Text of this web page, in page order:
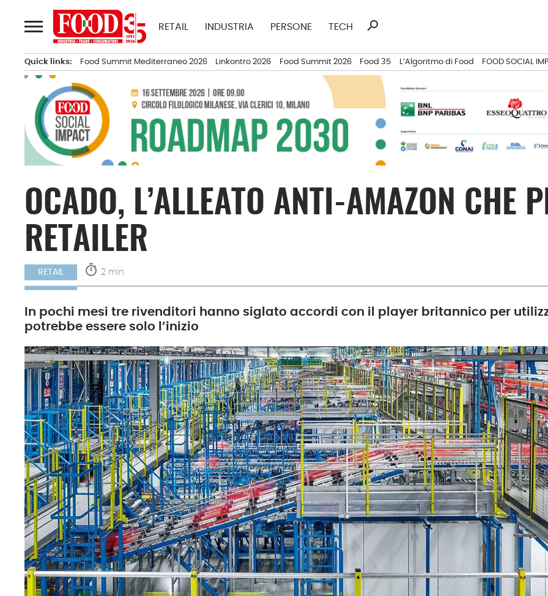
al
contenuto
RETAIL INDUSTRIA PERSONE TECH
Ricerca
search
Quick links: Food Summit Mediterraneo 2026 Linkontro 2026 Food Summit 2026 Food 35 L’Algoritmo di Food FOOD SOCIAL
OCADO, L’ALLEATO ANTI-AMAZON CHE
RETAILER
RETAIL timer 2 min.
In pochi mesi tre rivenditori hanno siglato accordi con il player britannico per
potrebbe essere solo l’inizio